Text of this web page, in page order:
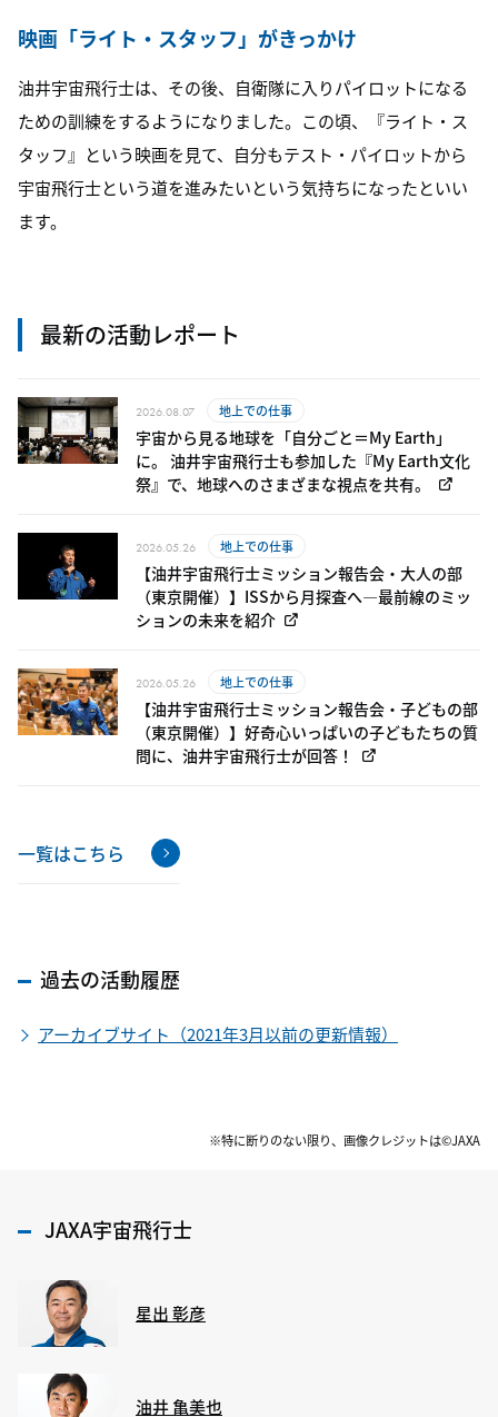
映画「ライト・スタッフ」がきっかけ
油井宇宙飛行士は、その後、自衛隊に入りパイロットになる
ための訓練をするようになりました。この頃、『ライト・ス
タッフ』という映画を見て、自分もテスト・パイロットから
宇宙飛行士という道を進みたいという気持ちになったといい
ます。
最新の活動レポート
2026.08.07 地上での仕事
宇宙から見る地球を「自分ごと＝My Earth」
に。 油井宇宙飛行士も参加した『My Earth文化
祭』で、地球へのさまざまな視点を共有。
2026.05.26 地上での仕事
【油井宇宙飛行士ミッション報告会・大人の部
（東京開催）】ISSから月探査へ―最前線のミッ
ションの未来を紹介
2026.05.26 地上での仕事
【油井宇宙飛行士ミッション報告会・子どもの部
（東京開催）】好奇心いっぱいの子どもたちの質
問に、油井宇宙飛行士が回答！
一覧はこちら
過去の活動履歴
アーカイブサイト（2021年3月以前の更新情報）
※特に断りのない限り、画像クレジットは©JAXA
JAXA宇宙飛行士
星出 彰彦
油井 亀美也